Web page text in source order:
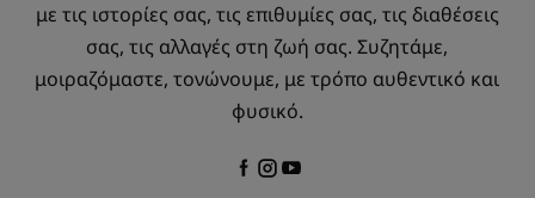
με τις ιστορίες σας, τις επιθυμίες σας, τις διαθέσεις
σας, τις αλλαγές στη ζωή σας. Συζητάμε,
μοιραζόμαστε, τονώνουμε, με τρόπο αυθεντικό και
φυσικό.